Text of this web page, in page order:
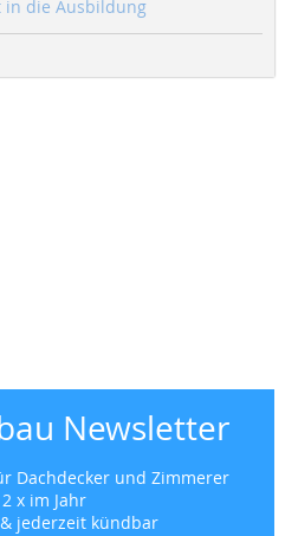
in die Ausbildung
Newsletter
Dachdecker und Zimmerer
x im Jahr
jederzeit kündbar